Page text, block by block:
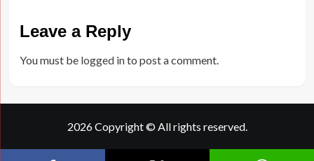
Leave a Reply
You must be logged into post a comment.
2026 Copyright © All rights reserved.